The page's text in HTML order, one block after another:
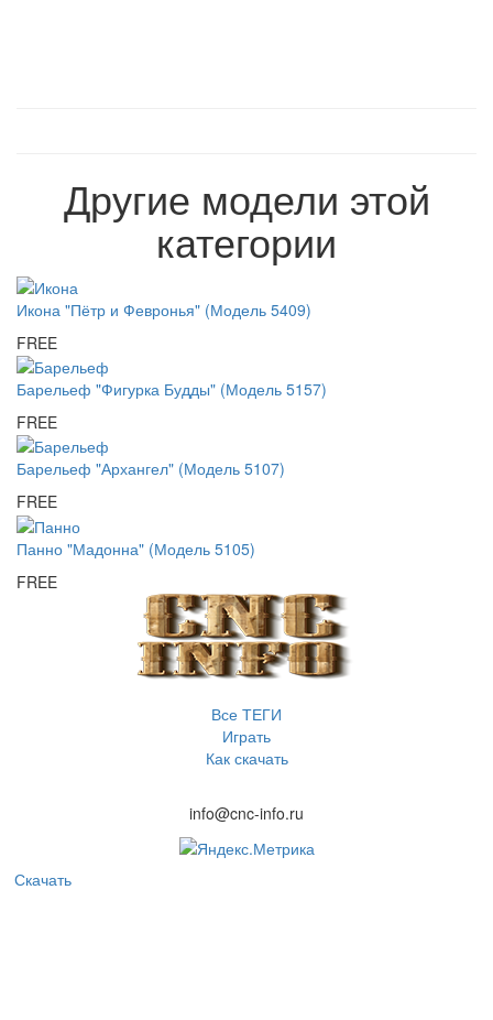
Другие модели этой
категории
Икона "Пётр и Февронья" (Модель 5409)
FREE
Барельеф "Фигурка Будды" (Модель 5157)
FREE
Барельеф "Архангел" (Модель 5107)
FREE
Панно "Мадонна" (Модель 5105)
FREE
Все ТЕГИ
Играть
Как скачать
info@cnc-info.ru
Скачать